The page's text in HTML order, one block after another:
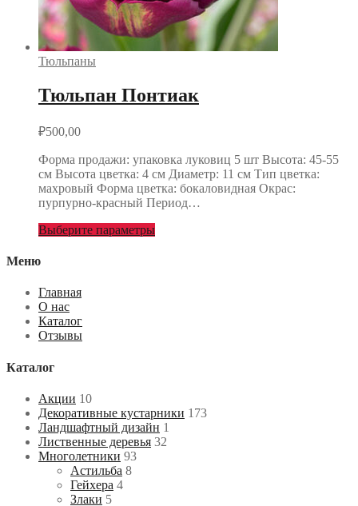
Тюльпаны
Тюльпан Понтиак
₽500,00
Форма продажи: упаковка луковиц 5 шт Высота: 45-55
см Высота цветка: 4 см Диаметр: 11 см Тип цветка:
махровый Форма цветка: бокаловидная Окрас:
пурпурно-красный Период…
Выберите параметры
Меню
Главная
О нас
Каталог
Отзывы
Каталог
Акции 10
Декоративные кустарники 173
Ландшафтный дизайн 1
Лиственные деревья 32
Многолетники 93
Астильба 8
Гейхера 4
Злаки 5